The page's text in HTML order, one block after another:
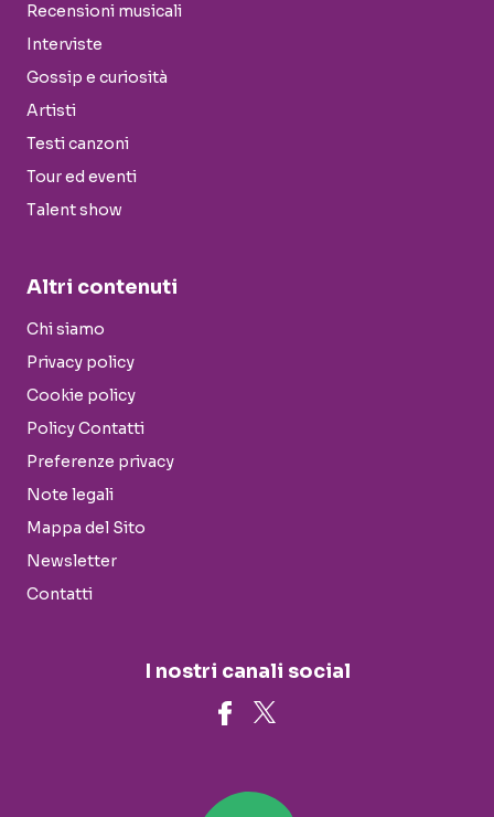
Recensioni musicali
Interviste
Gossip e curiosità
Artisti
Testi canzoni
Tour ed eventi
Talent show
Altri contenuti
Chi siamo
Privacy policy
Cookie policy
Policy Contatti
Preferenze privacy
Note legali
Mappa del Sito
Newsletter
Contatti
I nostri canali social